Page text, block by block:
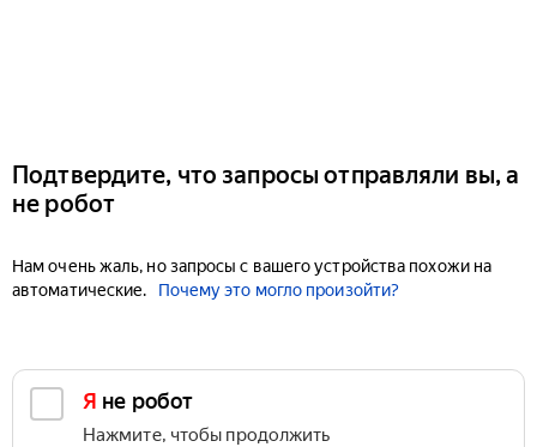
Подтвердите, что запросы отправляли вы, а
не робот
Нам очень жаль, но запросы с вашего устройства похожи на
автоматические.
Почему это могло произойти?
Я не робот
Нажмите, чтобы продолжить